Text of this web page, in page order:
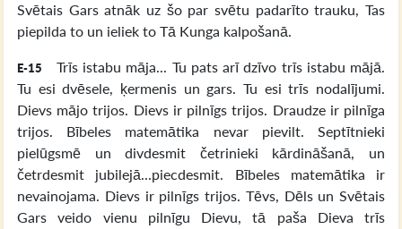
Svētais Gars atnāk uz šo par svētu padarīto trauku, Tas
piepilda to un ieliek to Tā Kunga kalpošanā.
E-15
Trīs istabu māja... Tu pats arī dzīvo trīs istabu mājā.
Tu esi dvēsele, ķermenis un gars. Tu esi trīs nodalījumi.
Dievs mājo trijos. Dievs ir pilnīgs trijos. Draudze ir pilnīga
trijos. Bībeles matemātika nevar pievilt. Septītnieki
pielūgsmē un divdesmit četrinieki kārdināšanā, un
četrdesmit jubilejā...piecdesmit. Bībeles matemātika ir
nevainojama. Dievs ir pilnīgs trijos. Tēvs, Dēls un Svētais
Gars veido vienu pilnīgu Dievu, tā paša Dieva trīs